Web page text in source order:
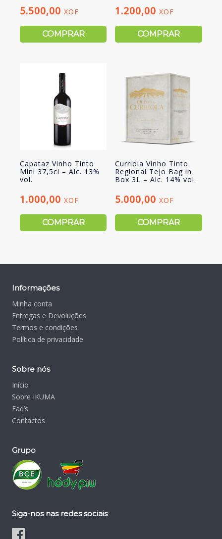
5.500,00 XOF
COMPRAR
1.200,00XOF
COMPRAR
Capataz Vinho Tinto
Mini 37,5cl – Alc. 13%
vol.
1.000,00 XOF
COMPRAR
Curriola Vinho Tinto
Regional Tejo Bag in
Box 3L – Alc. 14% vol.
5.000,00XOF
COMPRAR
Informações
Minha conta
Entregas e Devoluções
Termos e condições
Política de privacidade
Sobre nós
Início
Sobre IKUMA
Faq’s
Contactos
Grupo
Siga-nos nas redes sociais